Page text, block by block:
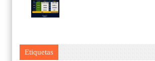
Etiquetas